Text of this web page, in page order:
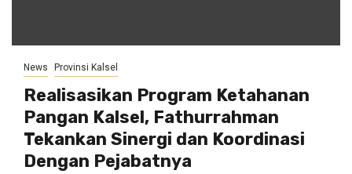
News Provinsi Kalsel
Realisasikan Program Ketahanan
Pangan Kalsel, Fathurrahman
Tekankan Sinergi dan Koordinasi
Dengan Pejabatnya